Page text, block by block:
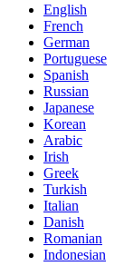
English
French
German
Portuguese
Spanish
Russian
Japanese
Korean
Arabic
Irish
Greek
Turkish
Italian
Danish
Romanian
Indonesian